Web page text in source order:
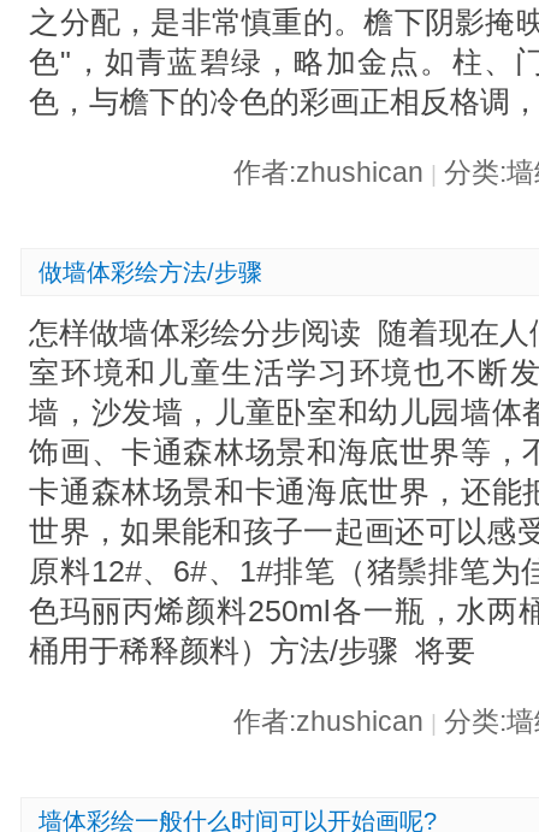
之分配，是非常慎重的。檐下阴影掩
色"，如青蓝碧绿，略加金点。柱、
色，与檐下的冷色的彩画正相反格调
作者:zhushican | 分类:
做墙体彩绘方法/步骤
怎样做墙体彩绘分步阅读 随着现在
室环境和儿童生活学习环境也不断
墙，沙发墙，儿童卧室和幼儿园墙体
饰画、卡通森林场景和海底世界等，
卡通森林场景和卡通海底世界，还能
世界，如果能和孩子一起画还可以感
原料12#、6#、1#排笔（猪鬃排笔为
色玛丽丙烯颜料250ml各一瓶，水两
桶用于稀释颜料）方法/步骤 将要
作者:zhushican 分类:
墙体彩绘一般什么时间可以开始画呢?